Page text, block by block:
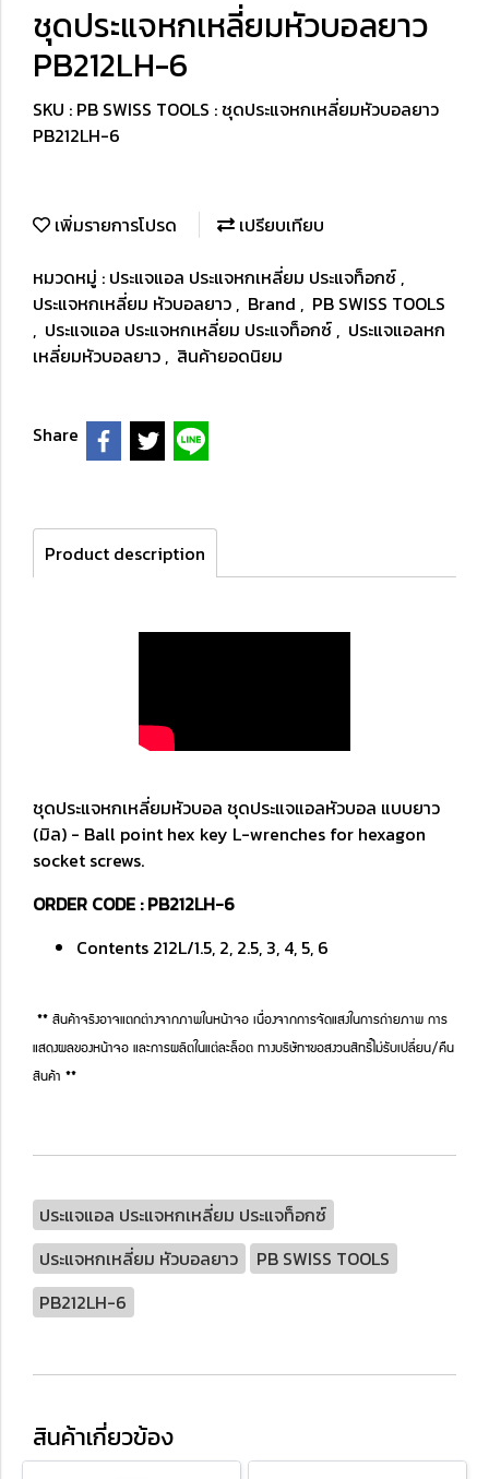
ชุดประแจหกเหลี่ยมหัวบอลยาว
PB212LH-6
SKU : PB SWISS TOOLS : ชุดประแจหกเหลี่ยมหัวบอลยาว
PB212LH-6
เพิ่มรายการโปรด
เปรียบเทียบ
หมวดหมู่ : ประแจแอล ประแจหกเหลี่ยม ประแจท็อกซ์ ,
ประแจหกเหลี่ยม หัวบอลยาว , Brand , PB SWISS TOOLS
, ประแจแอล ประแจหกเหลี่ยม ประแจท็อกซ์ , ประแจแอลหก
เหลี่ยมหัวบอลยาว , สินค้ายอดนิยม
Share
Product description
ชุดประแจหกเหลี่ยมหัวบอล ชุดประแจแอลหัวบอล แบบยาว
(มิล) - Ball point hex key L-wrenches for hexagon
socket screws.
ORDER CODE : PB212LH-6
Contents 212L/1.5, 2, 2.5, 3, 4, 5, 6
** สินค้าจริงอาจแตกต่างจากภาพในหน้าจอ เนื่องจากการจัดแสงในการถ่ายภาพ การ
แสดงผลของหน้าจอ และการผลิตในแต่ละล็อต ทางบริษัทฯขอสงวนสิทธิ์ไม่รับเปลี่ยน/คืน
สินค้า **
ประแจแอล ประแจหกเหลี่ยม ประแจท็อกซ์
ประแจหกเหลี่ยม หัวบอลยาว
PB SWISS TOOLS
PB212LH-6
สินค้าเกี่ยวข้อง